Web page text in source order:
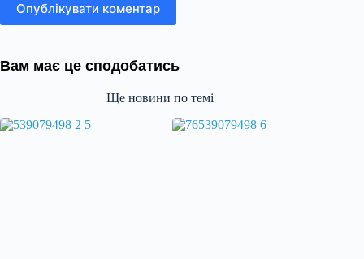
Опублікувати коментар
Вам має це сподобатись
Ще новини по темі